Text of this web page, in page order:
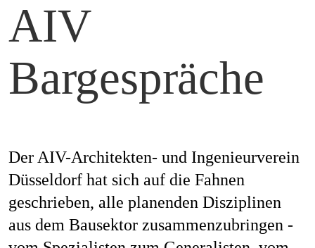
AIV
Bargespräche
Der AIV-Architekten- und Ingenieurverein
Düsseldorf hat sich auf die Fahnen
geschrieben, alle planenden Disziplinen
aus dem Bausektor zusammenzubringen -